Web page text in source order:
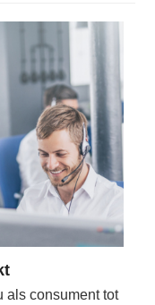
als consument tot